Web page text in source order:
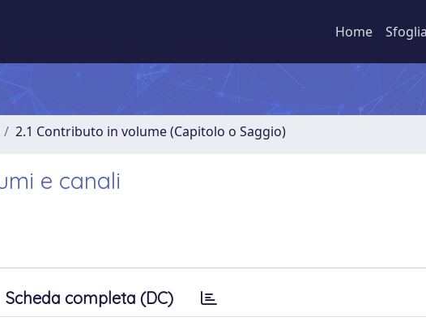
Home Sfoglia
2.1 Contributo in volume (Capitolo o Saggio)
e canali
Scheda completa (DC)